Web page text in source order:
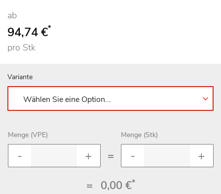
ab
94,74 €*
pro Stk
Variante
Menge (VPE)
=
Menge (Stk)
= 0,00 €*